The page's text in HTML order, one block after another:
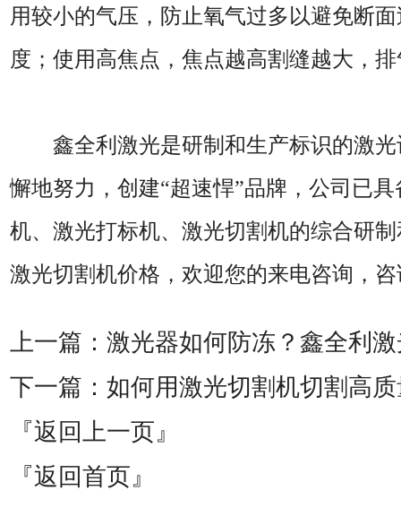
用较小的气压，防止氧气过多以避免断
度；使用高焦点，焦点越高割缝越大，
鑫全利激光是研制和生产标识的激光
懈地努力，创建“超速悍”品牌，公司已
机、激光打标机、激光切割机的综合研
激光切割机价格，欢迎您的来电咨询，咨
上一篇：激光器如何防冻？鑫全利
下一篇：如何用激光切割机切割高
『返回上一页』
『返回首页』